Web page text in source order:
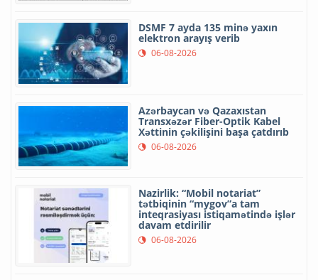
DSMF 7 ayda 135 minə yaxın
elektron arayış verib
06-08-2026
Azərbaycan və Qazaxıstan
Transxəzər Fiber-Optik Kabel
Xəttinin çəkilişini başa çatdırıb
06-08-2026
Nazirlik: “Mobil notariat”
tətbiqinin “mygov”a tam
inteqrasiyası istiqamətində işlər
davam etdirilir
06-08-2026